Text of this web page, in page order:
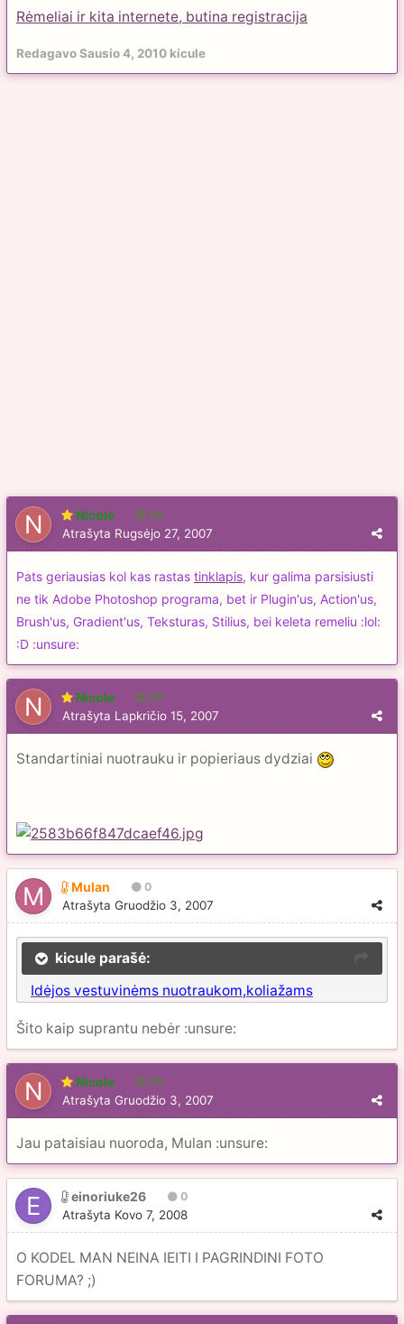
Rėmeliai ir kita internete, butina registracija
RedagavoSausio 4, 2010 kicule
Nicole 56
Atrašyta Rugsėjo 27, 2007
Pats geriausias kol kas rastas tinklapis, kur galima parsisiusti
ne tik Adobe Photoshop programa, bet ir Plugin'us, Action'us,
Brush'us, Gradient'us, Teksturas, Stilius, bei keleta remeliu :lol:
:D :unsure:
Nicole 56
Atrašyta Lapkričio 15, 2007
Standartiniai nuotrauku ir popieriaus dydziai
Mulan 0
Atrašyta Gruodžio 3, 2007
kicule parašė:
Idėjos vestuvinėms nuotraukom,koliažams
Šito kaip suprantu nebėr :unsure:
Nicole 56
Atrašyta Gruodžio 3, 2007
Jau pataisiau nuoroda, Mulan :unsure:
einoriuke26 0
Atrašyta Kovo 7, 2008
O KODEL MAN NEINA IEITI I PAGRINDINI FOTO
FORUMA? ;)